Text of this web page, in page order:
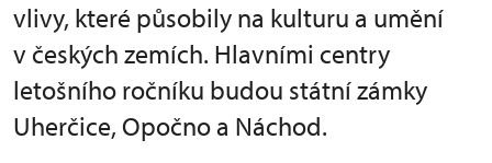
vlivy, které působily na kulturu a umění
v českých zemích. Hlavními centry
letošního ročníku budou státní zámky
Uherčice, Opočno a Náchod.